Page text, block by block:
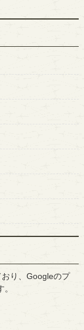
り、Googleのプ